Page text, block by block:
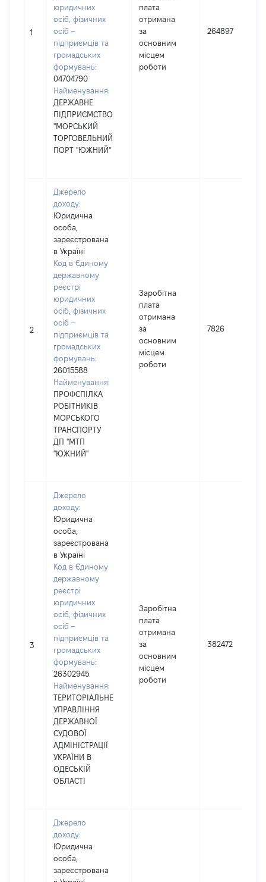
1
юридичних
осіб, фізичних
осіб –
підприємців та
громадських
формувань:
04704790
Найменування:
ДЕРЖАВНЕ
ПІДПРИЄМСТВО
"МОРСЬКИЙ
ТОРГОВЕЛЬНИЙ
ПОРТ "ЮЖНИЙ"
плата
отримана
за
основним
місцем
роботи
264897
2
Джерело
доходу:
Юридична
особа,
зареєстрована
в Україні
Код в Єдиному
державному
реєстрі
юридичних
осіб, фізичних
осіб –
підприємців та
громадських
формувань:
26015588
Найменування:
ПРОФСПІЛКА
РОБІТНИКІВ
МОРСЬКОГО
ТРАНСПОРТУ
ДП "МТП
"ЮЖНИЙ"
Заробітна
плата
отримана
за
основним
місцем
роботи
7826
3
Джерело
доходу:
Юридична
особа,
зареєстрована
в Україні
Код в Єдиному
державному
реєстрі
юридичних
осіб, фізичних
осіб –
підприємців та
громадських
формувань:
26302945
Найменування:
ТЕРИТОРІАЛЬНЕ
УПРАВЛІННЯ
ДЕРЖАВНОЇ
СУДОВОЇ
АДМІНІСТРАЦІЇ
УКРАЇНИ В
ОДЕСЬКІЙ
ОБЛАСТІ
Заробітна
плата
отримана
за
основним
місцем
роботи
382472
Джерело
доходу:
Юридична
особа,
зареєстрована